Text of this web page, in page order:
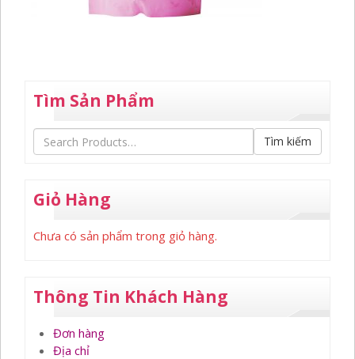
Tìm Sản Phẩm
Tìm kiếm
Giỏ Hàng
Chưa có sản phẩm trong giỏ hàng.
Thông Tin Khách Hàng
Đơn hàng
Địa chỉ